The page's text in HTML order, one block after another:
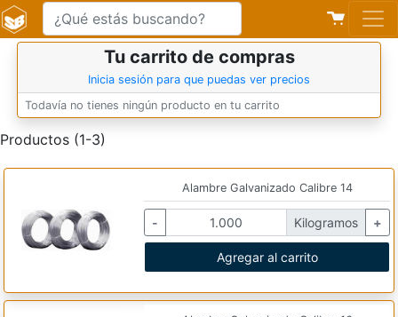
Productos (1-3)
Alambre Galvanizado Calibre 14
- Kilogramos +
Agregar al carrito
Tu carrito de compras
Inicia sesión para que puedas ver precios
Todavía no tienes ningún producto en tu carrito